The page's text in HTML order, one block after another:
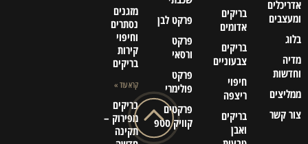
אדריכלים
ומעצבים
בלוג
מדיה
וחדשות
ממליצים
צור קשר
בריקים
אדומים
בריקים
צבעוניים
חיפוי
ריצפה
בריקים
ואבן
פרקט לבן
פרקט
ורסאי
פרקט
פולימרי
פרקטים
קוויק סטפ
מזגנים
נסתרים
וחיפוי
קירות
בריקים
קרא עוד »
בריקים
מפירוק –
תקינה